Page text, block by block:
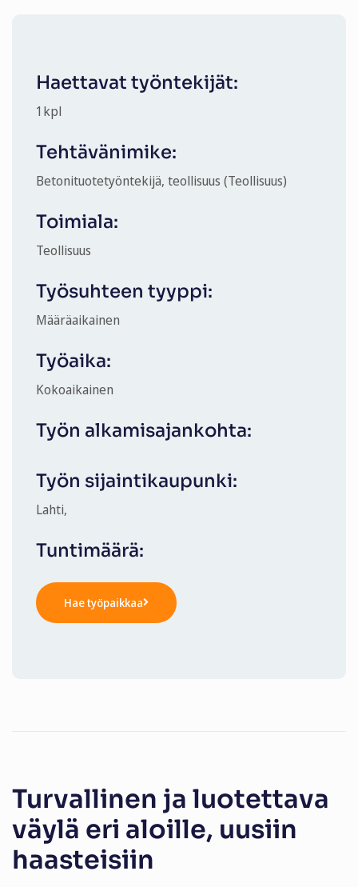
Haettavat työntekijät:
1 kpl
Tehtävänimike:
Betonituotetyöntekijä, teollisuus (Teollisuus)
Toimiala:
Teollisuus
Työsuhteen tyyppi:
Määräaikainen
Työaika:
Kokoaikainen
Työn alkamisajankohta:
Työn sijaintikaupunki:
Lahti,
Tuntimäärä:
Hae työpaikkaa
Turvallinen ja luotettava
väylä eri aloille, uusiin
haasteisiin